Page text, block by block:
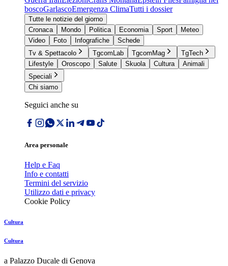
boscoGarlascoEmergenza ClimaTutti i dossier
Tutte le notizie del giorno
Cronaca
Mondo Politica Economia Sport
Meteo
Video
Foto Infografiche
Schede
Tv & Spettacolo
TgcomLab TgcomMag
TgTech
Lifestyle
Oroscopo Salute Skuola Cultura
Animali
Speciali
Chi siamo
Seguici anche su
Area personale
Help e Faq
Info e contatti
Termini del servizio
Utilizzo dati e privacy
Cookie Policy
Cultura
Cultura
a Palazzo Ducale di Genova